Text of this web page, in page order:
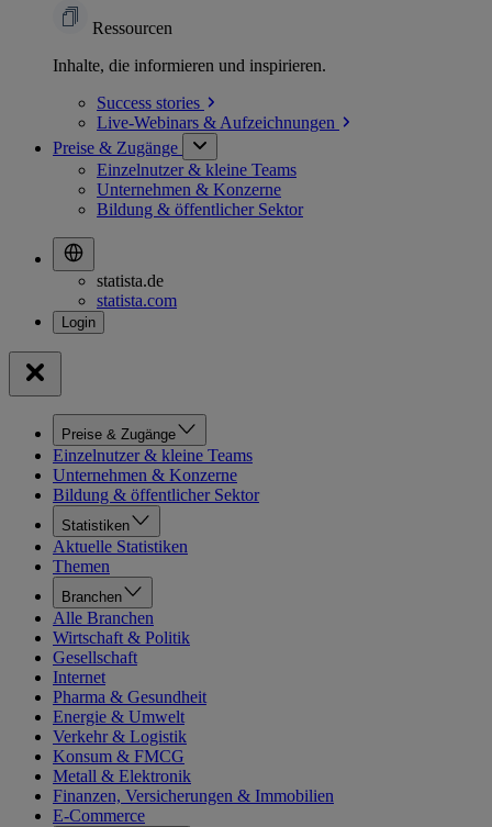
Ressourcen
Inhalte, die informieren und inspirieren.
Success stories
Live-Webinars & Aufzeichnungen
Preise & Zugänge
Einzelnutzer & kleine Teams
Unternehmen & Konzerne
Bildung & öffentlicher Sektor
statista.de
statista.com
Preise & Zugänge
Einzelnutzer & kleine Teams
Unternehmen & Konzerne
Bildung & öffentlicher Sektor
Statistiken
Aktuelle Statistiken
Themen
Branchen
Alle Branchen
Wirtschaft & Politik
Gesellschaft
Internet
Pharma & Gesundheit
Energie & Umwelt
Verkehr & Logistik
Konsum & FMCG
Metall & Elektronik
Finanzen, Versicherungen & Immobilien
E-Commerce